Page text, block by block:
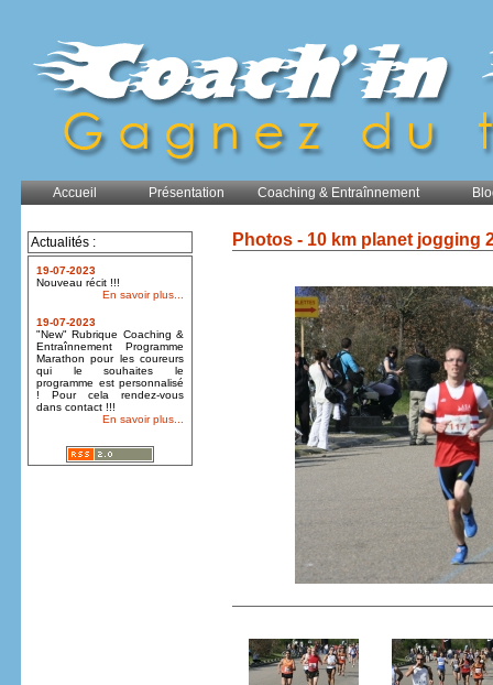
Accueil Présentation Coaching & Entraînnement
Actualités :
19-07-2023
Nouveau récit !!!
En savoir plus...
19-07-2023
"New" Rubrique Coaching &
Entraînnement Programme
Marathon pour les coureurs
qui le souhaites le
programme est personnalisé
! Pour cela rendez-vous
dans contact !!!
En savoir plus...
Photos - 10 km planet jogging